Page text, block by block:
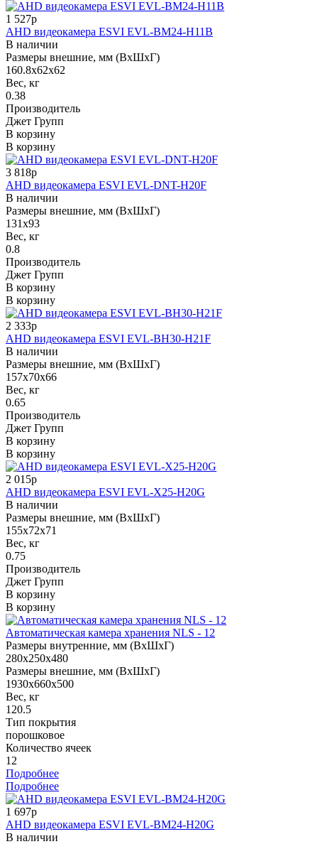
1 527р
AHD видеокамера ESVI EVL-BM24-H11B
В наличии
Размеры внешние, мм (ВхШхГ)
160.8х62х62
Вес, кг
0.38
Производитель
Джет Групп
В корзину
В корзину
3 818р
AHD видеокамера ESVI EVL-DNT-H20F
В наличии
Размеры внешние, мм (ВхШхГ)
131х93
Вес, кг
0.8
Производитель
Джет Групп
В корзину
В корзину
2 333р
AHD видеокамера ESVI EVL-BH30-H21F
В наличии
Размеры внешние, мм (ВхШхГ)
157x70x66
Вес, кг
0.65
Производитель
Джет Групп
В корзину
В корзину
2 015р
AHD видеокамера ESVI EVL-X25-H20G
В наличии
Размеры внешние, мм (ВхШхГ)
155x72x71
Вес, кг
0.75
Производитель
Джет Групп
В корзину
В корзину
Автоматическая камера хранения NLS - 12
Размеры внутренние, мм (ВхШхГ)
280x250x480
Размеры внешние, мм (ВхШхГ)
1930x660x500
Вес, кг
120.5
Тип покрытия
порошковое
Количество ячеек
12
Подробнее
Подробнее
1 697р
AHD видеокамера ESVI EVL-BM24-H20G
В наличии